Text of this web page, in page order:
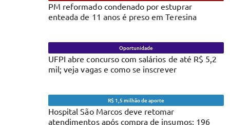
PM reformado condenado por estuprar
enteada de 11 anos é preso em Teresina
Oportunidade
UFPI abre concurso com salários de até R$ 5,2
mil; veja vagas e como se inscrever
R$ 1,5 milhão de aporte
Hospital São Marcos deve retomar
atendimentos após compra de insumos; 196